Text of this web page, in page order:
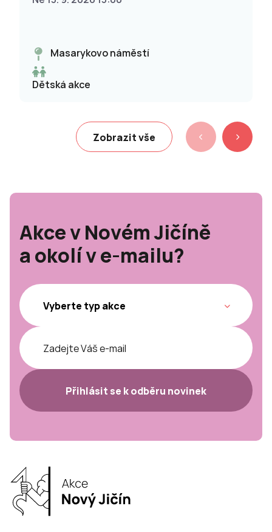
Masarykovo náměstí
Dětská akce
Zobrazit vše
Akce v Novém Jičíně
a okolí v e-mailu?
Přihlásit se k odběru novinek